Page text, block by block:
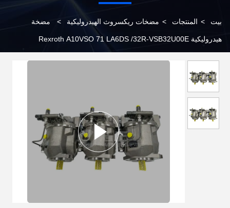
بيت > المنتجات > مضخات ريكسروث الهيدروليكية > مضخة
هيدروليكية Rexroth A10VSO 71 LA6DS /32R-VSB32U00E